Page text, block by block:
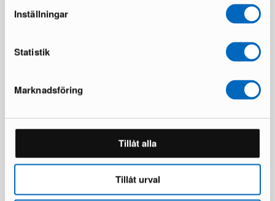
Inställningar
Statistik
Marknadsföring
Tillåt alla
Tillåt urval
pöytävalaisin musta
5 varastossa ·
Kaikki tuotteet ladattu